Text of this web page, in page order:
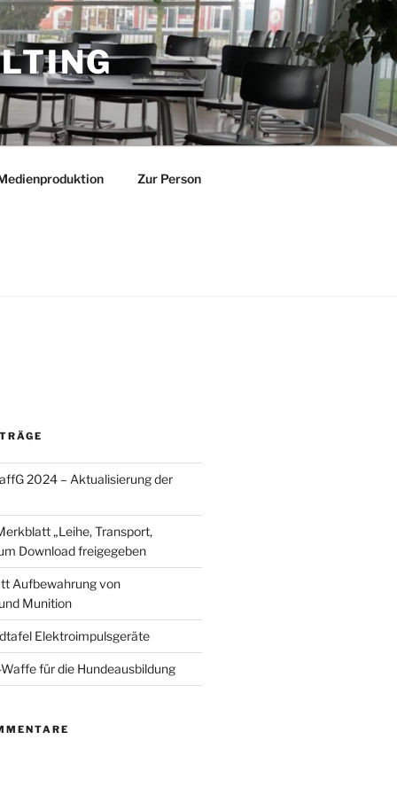
Zur Person
2024 – Aktualisierung der
„Leihe, Transport,
Download freigegeben
Aufbewahrung von
Munition
Elektroimpulsgeräte
für die Hundeausbildung